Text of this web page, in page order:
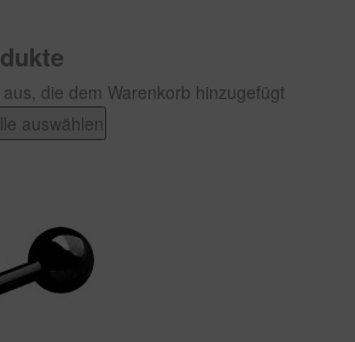
die dem Warenkorb hinzugefügt
auswählen